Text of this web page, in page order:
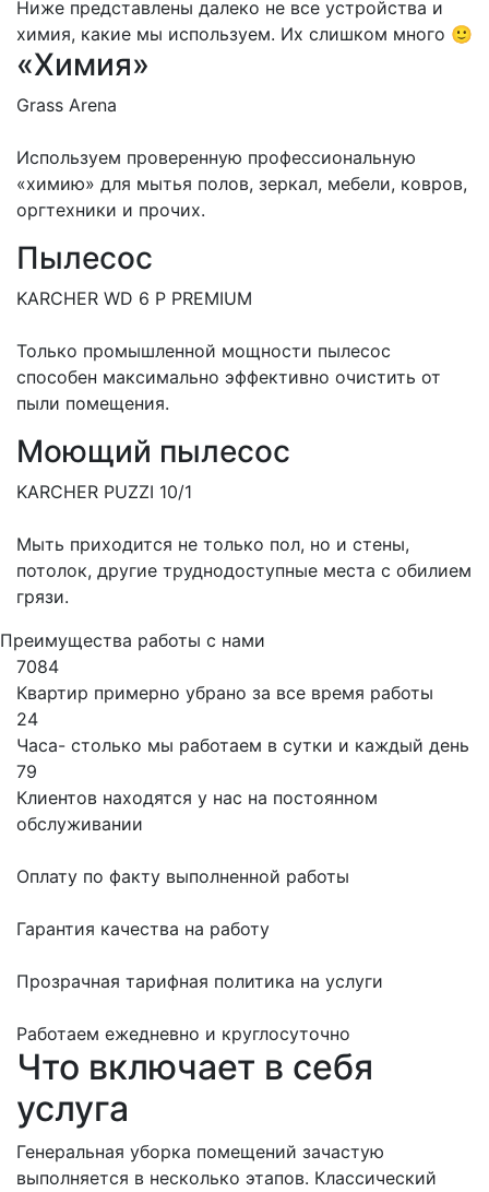
Ниже представлены далеко не все устройства и
химия, какие мы используем. Их слишком много 🙂
«Химия»
Grass Arena
Используем проверенную профессиональную
«химию» для мытья полов, зеркал, мебели, ковров,
оргтехники и прочих.
Пылесос
KARCHER WD 6 P PREMIUM
Только промышленной мощности пылесос
способен максимально эффективно очистить от
пыли помещения.
Моющий пылесос
KARCHER PUZZI 10/1
Мыть приходится не только пол, но и стены,
потолок, другие труднодоступные места с обилием
грязи.
Преимущества работы с нами
7084
Квартир примерно убрано за все время работы
24
Часа- столько мы работаем в сутки и каждый день
79
Клиентов находятся у нас на постоянном
обслуживании
Оплату по факту выполненной работы
Гарантия качества на работу
Прозрачная тарифная политика на услуги
Работаем ежедневно и круглосуточно
Что включает в себя
услуга
Генеральная уборка помещений зачастую
выполняется в несколько этапов. Классический